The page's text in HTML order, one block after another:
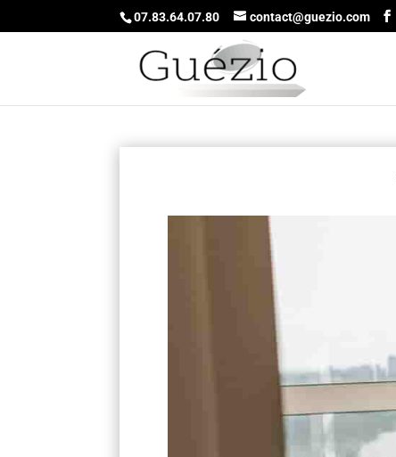
07.83.64.07.80 contact@guezio.com